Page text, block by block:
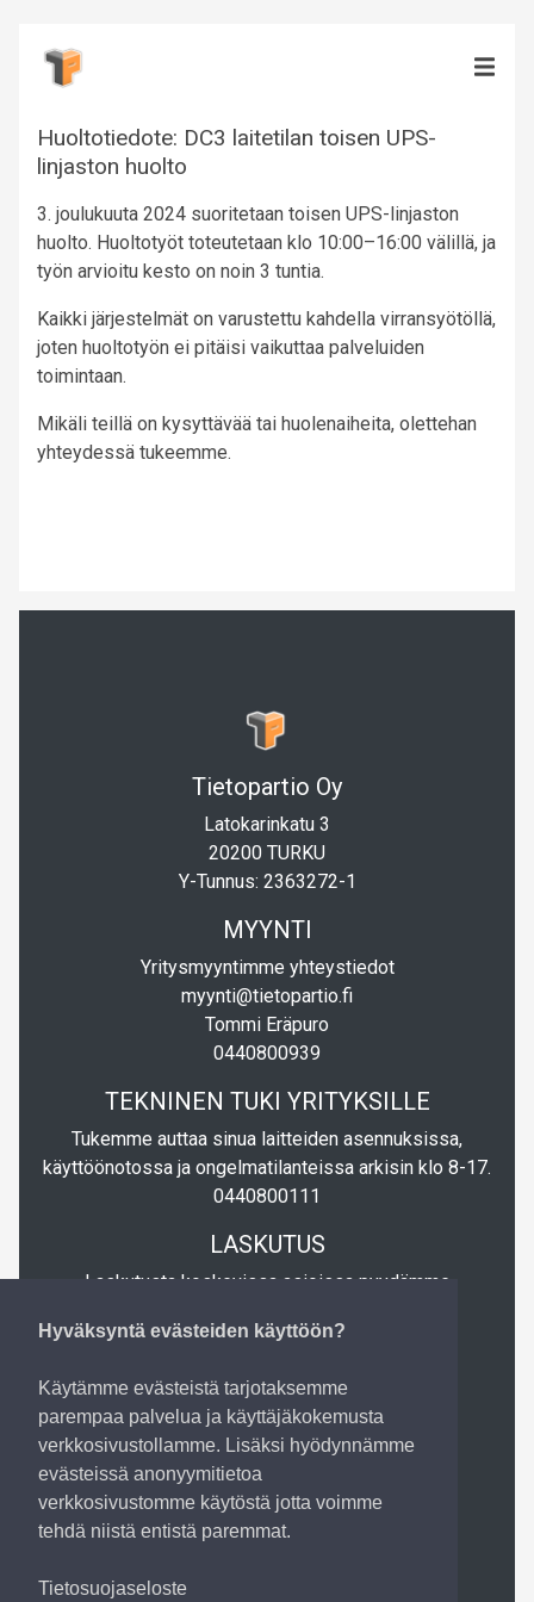
Hyväksyntä evästeiden käyttöön?
Käytämme evästeistä tarjotaksemme
parempaa palvelua ja käyttäjäkokemusta
verkkosivustollamme. Lisäksi hyödynnämme
evästeissä anonyymitietoa
verkkosivustomme käytöstä jotta voimme
tehdä niistä entistä paremmat.
Tietosuojaseloste
Huoltotiedote: DC3 laitetilan toisen UPS-
linjaston huolto
3. joulukuuta 2024 suoritetaan toisen UPS-linjaston
huolto. Huoltotyöt toteutetaan klo 10:00–16:00 välillä, ja
työn arvioitu kesto on noin 3 tuntia.
Kaikki järjestelmät on varustettu kahdella virransyötöllä,
joten huoltotyön ei pitäisi vaikuttaa palveluiden
toimintaan.
Mikäli teillä on kysyttävää tai huolenaiheita, olettehan
yhteydessä tukeemme.
Tietopartio Oy
Latokarinkatu 3
20200 TURKU
Y-Tunnus: 2363272-1
MYYNTI
Yritysmyyntimme yhteystiedot
myynti@tietopartio.fi
Tommi Eräpuro
0440800939
TEKNINEN TUKI YRITYKSILLE
Tukemme auttaa sinua laitteiden asennuksissa,
käyttöönotossa ja ongelmatilanteissa arkisin klo 8-17.
0440800111
LASKUTUS
Laskutusta koskevissa asioissa pyydämme
laskutus@tietopartio.fi
LASKUTUSTIEDOT
Tietopartio Oy
Verkkolaskuosoite: 003723632721
Verkkolaskuoperaattori: 003723327487 (Apix
Messaging Oy)
Operaattoritunnus: DABAFIHH
003723632721@procountor.apix.fi